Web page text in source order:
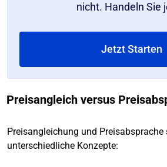
nicht. Handeln Sie
Jetzt Starten
Preisangleich versus
Preisangleichung und
unterschiedliche Konzepte: